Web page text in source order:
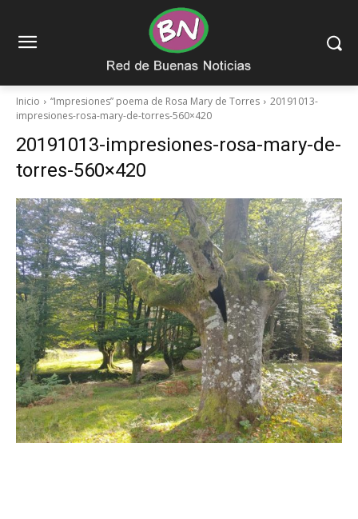
Inicio “Impresiones” poema de Rosa Mary de Torres
20191013-
impresiones-rosa-mary-de-torres-560×420
20191013-impresiones-rosa-mary-de-
torres-560×420